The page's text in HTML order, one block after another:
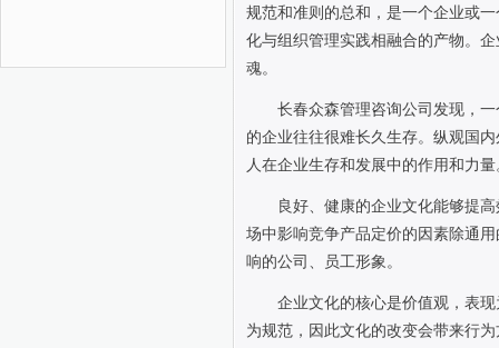
规范和准则的总和，是一个企业或
化与组织管理实践相融合的产物。
魂。
长春众森管理咨询公司发现，
的企业往往很难长久生存。纵观国
人在企业生存和发展中的作用和力量
良好、健康的企业文化能够提
场中影响竞争产品定价的因素除通
响的公司、员工形象。
企业文化的核心是价值观，表
为规范，因此文化的改变会带来行